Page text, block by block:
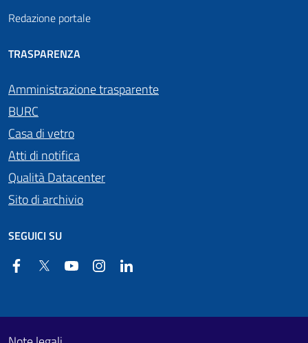
Redazione portale
TRASPARENZA
Amministrazione trasparente
BURC
Casa di vetro
Atti di notifica
Qualità Datacenter
Sito di archivio
SEGUICI SU
FacebookTwitter YouTube Instagram
Footer First
Useful links section